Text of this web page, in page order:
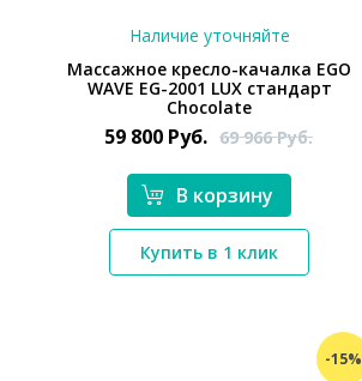
*}
Наличие уточняйте
Массажное кресло-качалка EGO
WAVE EG-2001 LUX стандарт
Chocolate
59 800 Руб. 69 966Руб.
В корзину
Купить в 1 клик
-15%